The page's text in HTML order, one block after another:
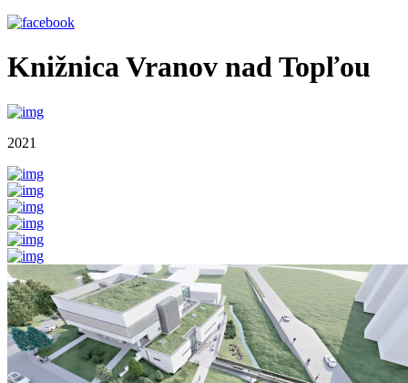
Knižnica Vranov nad Topľou
2021